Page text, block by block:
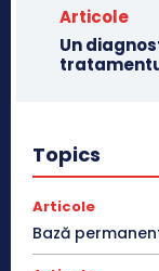
Articole
Un
Topics
Articole
Bază